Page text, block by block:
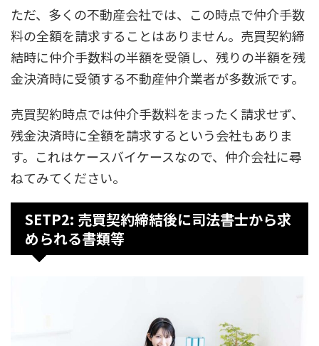
ただ、多くの不動産会社では、この時点で仲介手数
料の全額を請求することはありません。売買契約締
結時に仲介手数料の半額を受領し、残りの半額を残
金決済時に受領する不動産仲介業者が多数派です。
売買契約時点では仲介手数料をまったく請求せず、
残金決済時に全額を請求するという会社もありま
す。これはケースバイケースなので、仲介会社に尋
ねてみてください。
SETP2: 売買契約締結後に司法書士から求
められる書類等